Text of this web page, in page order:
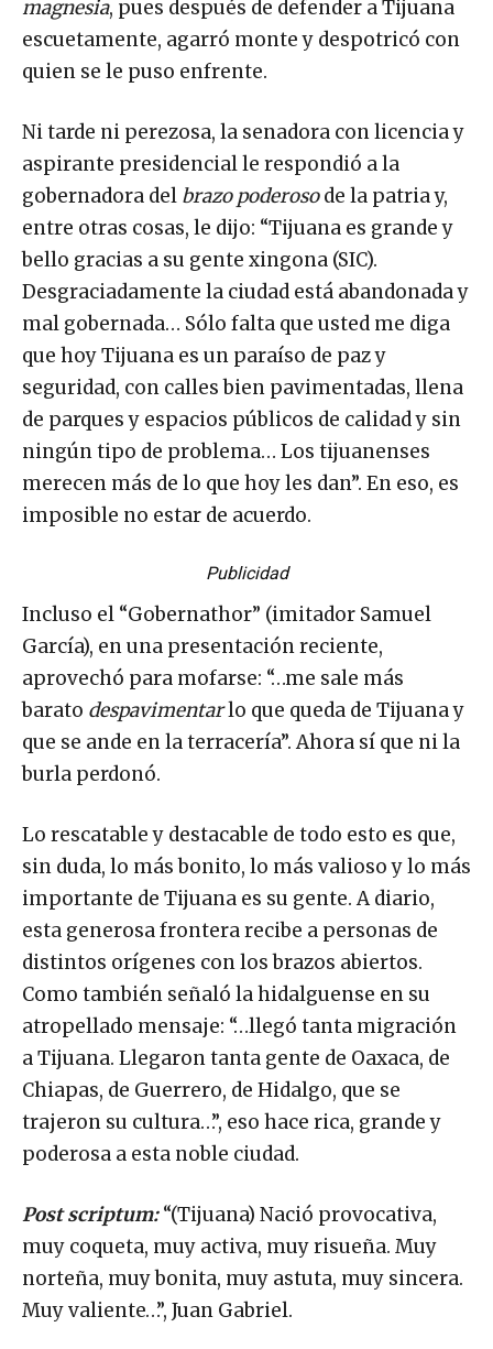
magnesia, pues después de defender a Tijuana
escuetamente, agarró monte y despotricó con
quien se le puso enfrente.
Ni tarde ni perezosa, la senadora con licencia y
aspirante presidencial le respondió a la
gobernadora del brazo poderosode la patria y,
entre otras cosas, le dijo: “Tijuana es grande y
bello gracias a su gente xingona (SIC).
Desgraciadamente la ciudad está abandonada y
mal gobernada… Sólo falta que usted me diga
que hoy Tijuana es un paraíso de paz y
seguridad, con calles bien pavimentadas, llena
de parques y espacios públicos de calidad y sin
ningún tipo de problema… Los tijuanenses
merecen más de lo que hoy les dan”. En eso, es
imposible no estar de acuerdo.
Publicidad
Incluso el “Gobernathor” (imitador Samuel
García), en una presentación reciente,
aprovechó para mofarse: “…me sale más
barato despavimentarlo que queda de Tijuana y
que se ande en la terracería”. Ahora sí que ni la
burla perdonó.
Lo rescatable y destacable de todo esto es que,
sin duda, lo más bonito, lo más valioso y lo más
importante de Tijuana es su gente. A diario,
esta generosa frontera recibe a personas de
distintos orígenes con los brazos abiertos.
Como también señaló la hidalguense en su
atropellado mensaje: “…llegó tanta migración
a Tijuana. Llegaron tanta gente de Oaxaca, de
Chiapas, de Guerrero, de Hidalgo, que se
trajeron su cultura…”, eso hace rica, grande y
poderosa a esta noble ciudad.
Post scriptum:“(Tijuana) Nació provocativa,
muy coqueta, muy activa, muy risueña. Muy
norteña, muy bonita, muy astuta, muy sincera.
Muy valiente…”, Juan Gabriel.